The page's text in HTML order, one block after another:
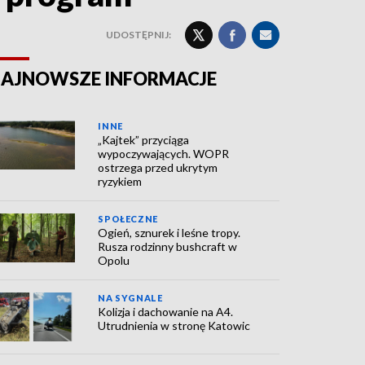
UDOSTĘPNIJ:
INFORMACJE
INNE
„Kajtek” przyciąga
wypoczywających. WOPR
ostrzega przed ukrytym
ryzykiem
SPOŁECZNE
Ogień, sznurek i leśne tropy.
Rusza rodzinny bushcraft w
Opolu
NA SYGNALE
Kolizja i dachowanie na A4.
Utrudnienia w stronę Katowic